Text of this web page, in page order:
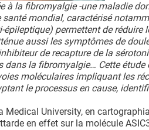
à la fibromyalgie -une maladie
santé mondial, caractérisé
épileptique) permettent de
aussi les symptômes de
de recapture de la
dans la fibromyalgie… Cette
moléculaires impliquant les
le processus en cause,
Medical University, en
en effet sur la molécule